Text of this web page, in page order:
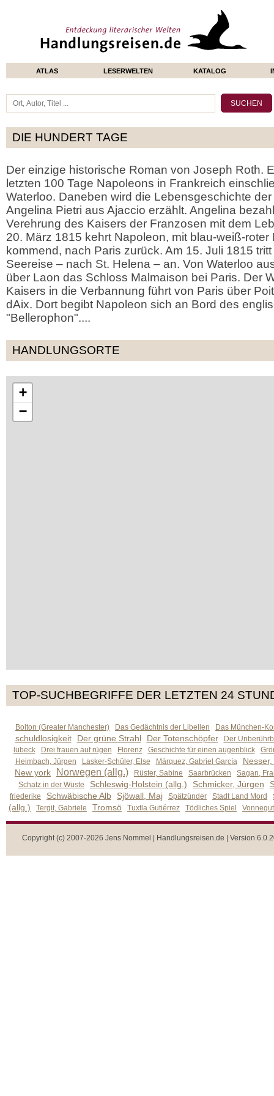
ATLAS LESERWELTEN KATALOG
DIE HUNDERT TAGE
Der einzige historische Roman von Joseph Roth.
letzten 100 Tage Napoleons in Frankreich
Waterloo. Daneben wird die Lebensgeschichte
Angelina Pietri aus Ajaccio erzählt. Angelina
Verehrung des Kaisers der Franzosen mit dem
20. März 1815 kehrt Napoleon, mit blau-weiß-
kommend, nach Paris zurück. Am 15. Juli 1815
Seereise – nach St. Helena – an. Von Waterloo
über Laon das Schloss Malmaison bei Paris. Der
Kaisers in die Verbannung führt von Paris über
dAix. Dort begibt Napoleon sich an Bord des
"Bellerophon"....
HANDLUNGSORTE
+
−
TOP-SUCHBEGRIFFE DER LETZTEN 24
Bolton (Greater Manchester) Das Gedächtnis der Libellen Das München-
schuldlosigkeit Der grüne Strahl Der Totenschöpfer
Der
lübeck
Drei frauen auf rügen Florenz Geschichte für einen augenblick
Heimbach, Jürgen
Lasker-Schüler, Else Márquez, Gabriel García
New york
Norwegen (allg.) Rüster, Sabine Saarbrücken
Sagan,
Schatz in der Wüste
Schleswig-Holstein (allg.) Schmicker, Jürgen
friederike Schwäbische Alb Sjöwall, Maj Spätzünder Stadt Land Mord
(allg.) Tergit, Gabriele Tromsö Tuxtla Gutiérrez Tödliches Spiel
Copyright (c) 2007-2026 Jens Nommel | Handlungsreisen.de | Version